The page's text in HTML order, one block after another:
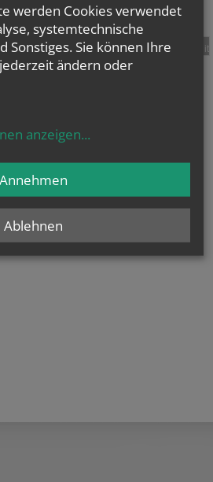
tweet pin it
werden Cookies verwendet
systemtechnische
Sonstiges. Sie können Ihre
ändern oder
anzeigen...
Ablehnen
Annehmen